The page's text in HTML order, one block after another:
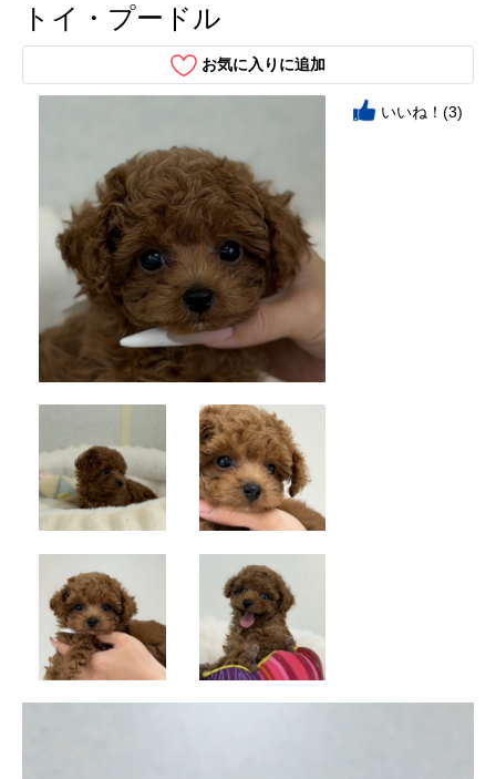
トイ・プードル
お気に入りに追加
いいね！(3)